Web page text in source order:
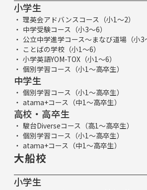
小学生
理英会アドバンスコース（小1～2）
中学受験コース（小3～6）
公立中学進学コース～まなび道場（小3
ことばの学校（小1～6）
小学英語YOM-TOX（小1～6）
個別学習コース（小1～高卒生）
中学生
個別学習コース（小1～高卒生）
atama+コース（中1～高卒生）
高校・高卒生
駿台Diverseコース（高1～高卒生）
個別学習コース（小1～高卒生）
atama+コース（中1～高卒生）
大船校
小学生